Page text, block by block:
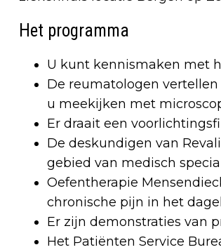
Het programma
U kunt kennismaken met
De reumatologen
u meekijken met
Er draait een
De deskundigen van
gebied van medisch
Oefentherapie
chronische pijn in het
Er zijn demonstraties van
Het Patiënten Service